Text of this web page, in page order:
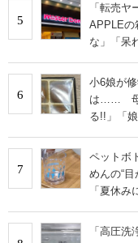
5
「転売
APPLE
な」「呆
6
小6娘が
は…… 母
る!!」「
7
ペットボ
めんの“
「夏休み
「高圧